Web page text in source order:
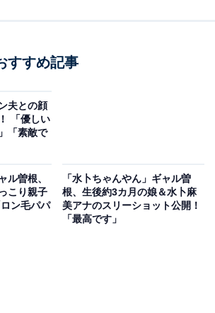
すすめ記事
夫との顔
「優しい
「素敵で
ル曽根、
こり親子
ン毛パパ
「水卜ちゃんやん」ギャル曽
根、生後約3カ月の娘＆水卜麻
美アナのスリーショット公開！
「最高です」